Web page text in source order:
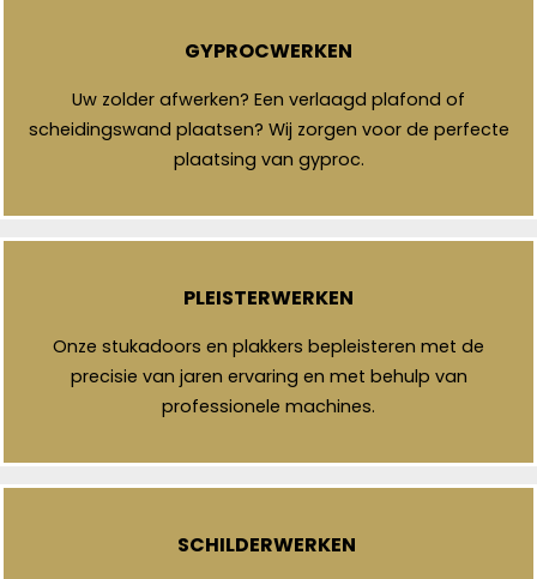
GYPROCWERKEN
Uw zolder afwerken? Een verlaagd plafond of
scheidingswand plaatsen? Wij zorgen voor de perfecte
plaatsing van gyproc.
PLEISTERWERKEN
Onze stukadoors en plakkers bepleisteren met de
precisie van jaren ervaring en met behulp van
professionele machines.
SCHILDERWERKEN